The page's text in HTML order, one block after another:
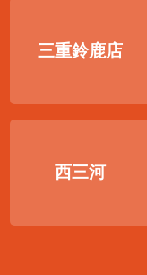
三重鈴鹿店
西三河